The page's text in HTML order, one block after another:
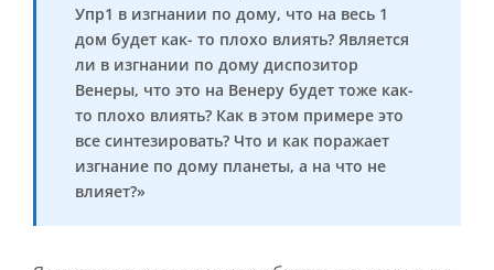
Упр1 в изгнании по дому, что на весь 1
дом будет как- то плохо влиять? Является
ли в изгнании по дому диспозитор
Венеры, что это на Венеру будет тоже как-
то плохо влиять? Как в этом примере это
все синтезировать? Что и как поражает
изгнание по дому планеты, а на что не
влияет?»